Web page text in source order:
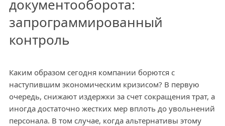
документооборота:
запрограммированный
контроль
Каким образом сегодня компании борются с
наступившим экономическим кризисом? В первую
очередь, снижают издержки за счет сокращения трат, а
иногда достаточно жестких мер вплоть до увольнений
персонала. В том случае, когда альтернативы этому